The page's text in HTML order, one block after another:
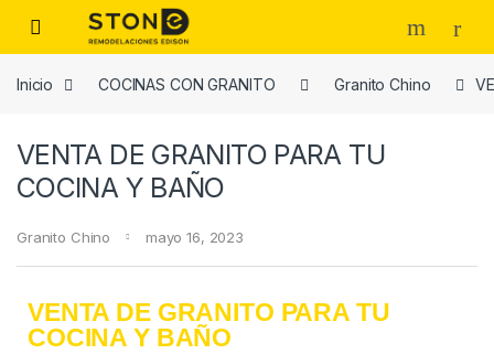
Inicio COCINAS CON GRANITO Granito Chino
VENTA DE GRANITO PARA TU
COCINA Y BAÑO
Granito Chino mayo 16, 2023
VENTA DE GRANITO PARA TU
COCINA Y BAÑO